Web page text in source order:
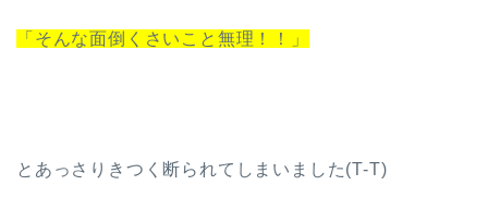
「そんな面倒くさいこと無理！！」
とあっさりきつく断られてしまいました(T-T)